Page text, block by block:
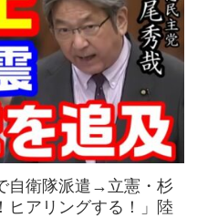
自衛隊派遣→立憲・杉
ヒアリングする！」陸